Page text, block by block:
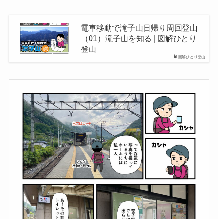
図解ひとり登山
電車移動で滝子山日帰り周回登山
（01）滝子山を知る | 図解ひとり
登山